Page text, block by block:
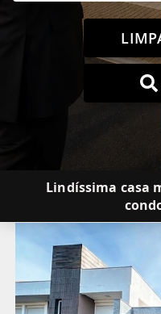
Lindíssima casa